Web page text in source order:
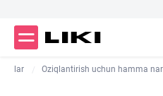
Oziqlantirish uchun hamma